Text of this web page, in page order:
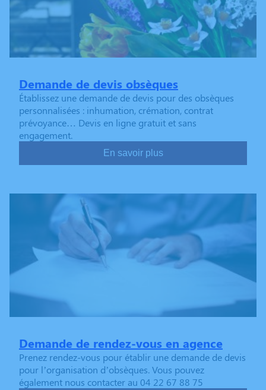
Demande de devis obsèques
Établissez une demande de devis pour des obsèques
personnalisées : inhumation, crémation, contrat
prévoyance… Devis en ligne gratuit et sans
engagement.
En savoir plus
Demande de rendez-vous en agence
Prenez rendez-vous pour établir une demande de devis
pour l’organisation d’obsèques. Vous pouvez
également nous contacter au 04 22 67 88 75